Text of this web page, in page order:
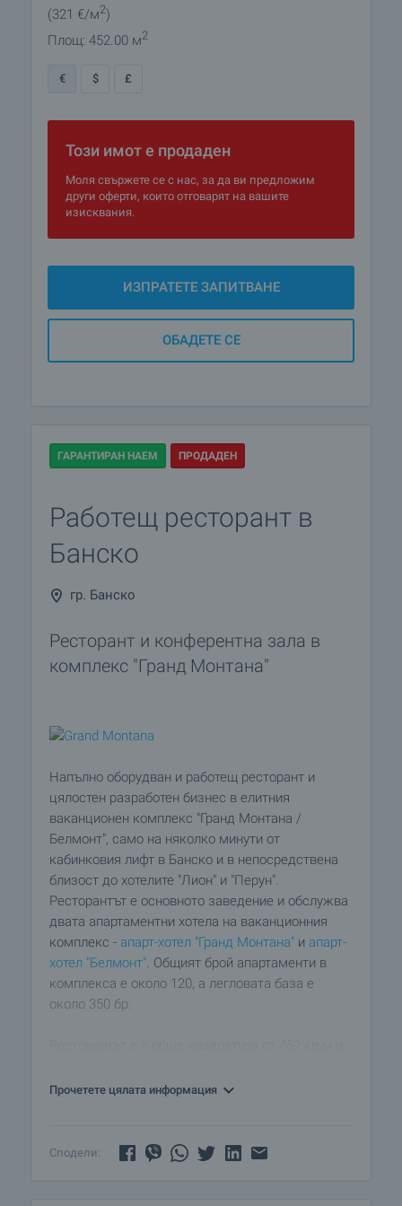
(321 €/м2)
Площ: 452.00 м2
€ $ £
Този имот е продаден
Моля свържете се с нас, за да ви предложим
други оферти, които отговарят на вашите
изисквания.
ИЗПРАТЕТЕ ЗАПИТВАНЕ
ОБАДЕТЕ СЕ
ГАРАНТИРАН НАЕМ ПРОДАДЕН
Работещ ресторант в
Банско
гр. Банско
Ресторант и конферентна зала в
комплекс "Гранд Монтана"
Напълно оборудван и работещ ресторант и
цялостен разработен бизнес в елитния
ваканционен комплекс "Гранд Монтана /
Белмонт", само на няколко минути от
кабинковия лифт в Банско и в непосредствена
близост до хотелите "Лион" и "Перун".
Ресторантът е основното заведение и обслужва
двата апартаментни хотела на ваканционния
комплекс - апарт-хотел "Гранд Монтана" и апарт-
хотел "Белмонт". Общият брой апартаменти в
комплекса е около 120, а легловата база е
около 350 бр.
оборудван и обзаведен с качествена
конфрентната зала на комплекса, която би
Прочетете цялата информация
Сподели: